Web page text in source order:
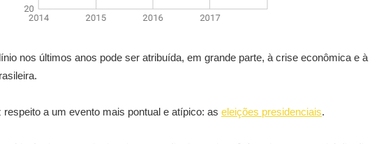
nos últimos anos pode ser atribuída, em grande parte, à crise econômica e à
a um evento mais pontual e atípico: as eleições presidenciais.